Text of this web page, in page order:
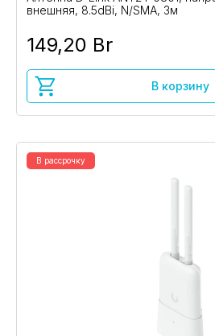
внешняя, 8.5dBi, N/SMA, 3м
149,20 Br
В корзину
В рассрочку